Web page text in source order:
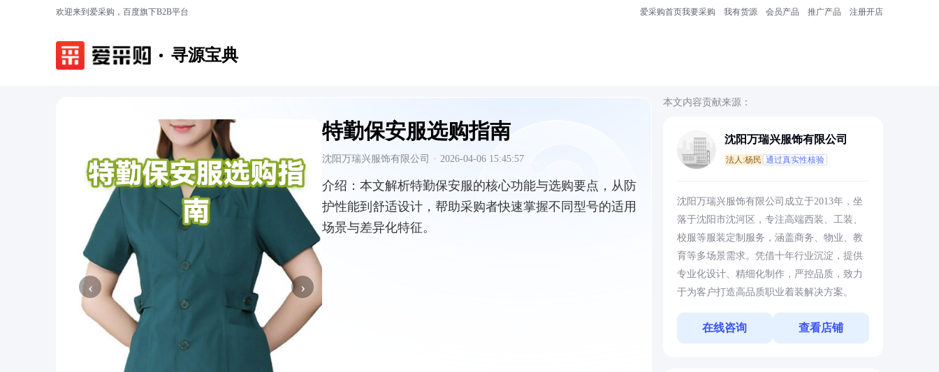
欢迎来到爱采购，百度旗下B2B平台 爱采购首页我要采购 我有货源 会员产品 推广产品 注册开店
寻源宝典
‹ ›
特勤保安服选购指南
沈阳万瑞兴服饰有限公司 · 2026-04-06 15:45:57
介绍： 本文解析特勤保安服的核心功能与选购要点，从防
护性能到舒适设计，帮助采购者快速掌握不同型号的适用
场景与差异化特征。
本文内容贡献来源：
沈阳万瑞兴服饰有限公司
法人:杨民 通过真实性核验
沈阳万瑞兴服饰有限公司成立于2013年，坐
落于沈阳市沈河区，专注高端西装、工装、
校服等服装定制服务，涵盖商务、物业、教
育等多场景需求。凭借十年行业沉淀，提供
专业化设计、精细化制作，严控品质，致力
于为客户打造高品质职业着装解决方案。
在线咨询 查看店铺